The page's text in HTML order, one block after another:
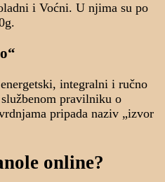
i Voćni. U njima su po
integralni i ručno
pravilniku o
pripada naziv „izvor
online?